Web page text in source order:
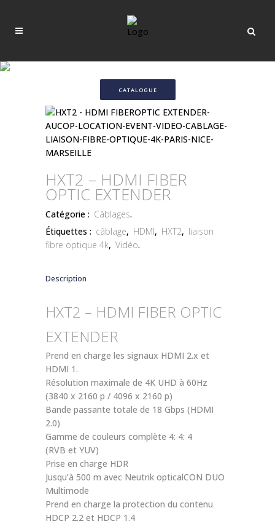
CATALOGUE
HXT2 – HDMI FIBER
OPTIC EXTENDER
Catégorie : Câblages.
Étiquettes : câblage, HDMI, HXT2, liaison
fibre optique 4k, Vidéo.
Description
HXT2 – HDMI FIBER OPTIC
EXTENDER
Prend en charge les signaux HDMI 2.x et
HDMI 1.
Résolution maximale de 4K UHD à 60Hz
(3840 x 2160 p / 4096 x 2160 p)
Bande passante totale de 18 Gbps (HDMI
2.0)
Gamme de couleurs complète 4: 4: 4
(RVB et YUV)
Prise en charge HDR
Jusqu’à 500 m avec Neutrik opticalCON DUO
Multimode
Prend en charge la protection du contenu
HDCP 2.2 et HDCP 1.4